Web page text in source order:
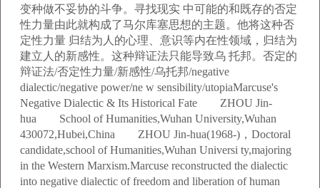
变种做不妥协的斗争。寻找现实 中可能的和既存的否定
性力量由此就构成了马尔库塞思想的主题。他将这种否
定性力量 归结为人的心理、意识等内在性领域，归结为
建立人的新感性。这种辩证法只能导致乌 托邦。否定的
辩证法/否定性力量/新感性/乌托邦/negative
dialectic/negative power/ne w sensibility/utopiaMarcuse's
Negative Dialectic & Its Historical Fate ZHOU Jin-
hua School of Humanities,Wuhan University,Wuhan
430072,Hubei,China ZHOU Jin-hua(1968-)，Doctoral
candidate,school of Humanities,Wuhan Universi ty,majoring
in the Western Marxism.Marcuse reconstructed the dialectic
into negative dialectic of freedom and liberation of human